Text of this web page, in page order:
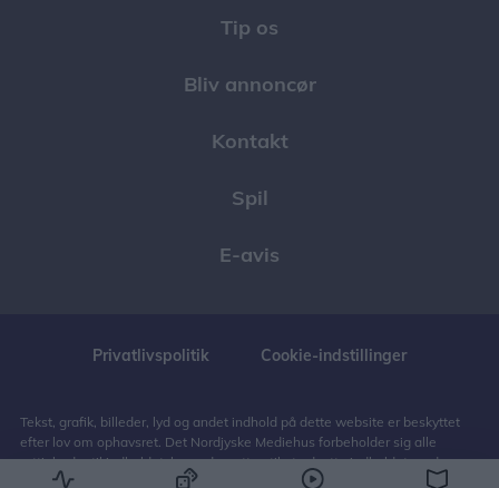
Tip os
Bliv annoncør
Kontakt
Spil
E-avis
Privatlivspolitik Cookie-indstillinger
Tekst, grafik, billeder, lyd og andet indhold på dette website er beskyttet
efter lov om ophavsret. Det Nordjyske Mediehus forbeholder sig alle
rettigheder til indholdet, herunder retten til at udnytte indholdet med
henblik på tekst- og datamining, jf. ophavsretslovens § 11 b og DSM-